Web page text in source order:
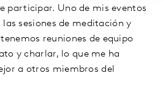
participar. Uno de mis eventos
sesiones de meditación y
reuniones de equipo
y charlar, lo que me ha
a otros miembros del